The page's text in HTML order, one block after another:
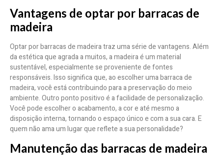
Vantagens de optar por barracas de
madeira
Optar por barracas de madeira traz uma série de vantagens. Além
da estética que agrada a muitos, a madeira é um material
sustentável, especialmente se proveniente de fontes
responsáveis. Isso significa que, ao escolher uma barraca de
madeira, você está contribuindo para a preservação do meio
ambiente. Outro ponto positivo é a facilidade de personalização.
Você pode escolher o acabamento, a cor e até mesmo a
disposição interna, tornando o espaço único e com a sua cara. E
quem não ama um lugar que reflete a sua personalidade?
Manutenção das barracas de madeira